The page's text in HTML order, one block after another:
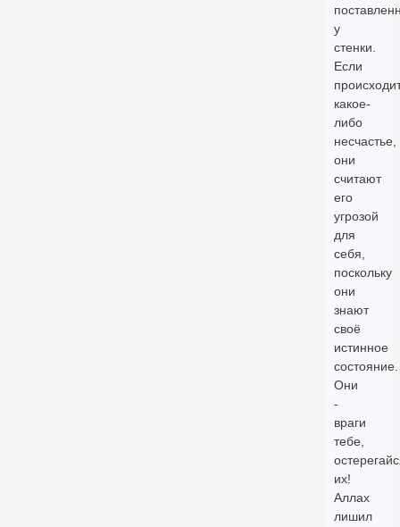
у
стенки.
Если
какое-
либо
несчастье,
они
считают
его
угрозой
для
себя,
поскольку
они
знают
своё
истинное
состояние.
Они
-
враги
тебе,
их!
Аллах
лишил